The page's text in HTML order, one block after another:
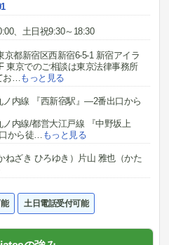
、土日祝9:30～18:30
京都新宿区西新宿6-5-1 新宿アイラ
東京でのご相談は東京法律事務所
お
もっと見る
ノ内線 『西新宿駅』―2番出口から
ノ内線/都営大江戸線 『中野坂上
から徒
もっと見る
ねざき ひろゆき）片山 雅也（かた
土日電話受付可能